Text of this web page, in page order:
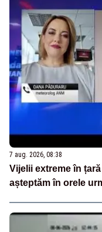
7 aug. 2026, 08:38
Vijelii extreme în
așteptăm în orele